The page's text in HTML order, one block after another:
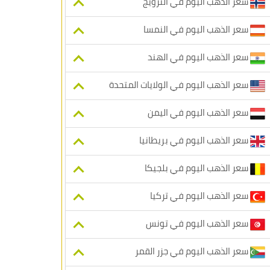
سعر الذهب اليوم في النمسا
سعر الذهب اليوم في الهند
سعر الذهب اليوم في الولايات المتحدة
سعر الذهب اليوم في اليمن
سعر الذهب اليوم في بريطانيا
سعر الذهب اليوم في بلجيكا
سعر الذهب اليوم في تركيا
سعر الذهب اليوم في تونس
سعر الذهب اليوم في جزر القمر